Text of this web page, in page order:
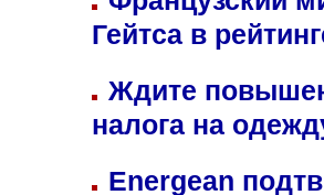
Гейтса в
Ждите
налога на
Energean